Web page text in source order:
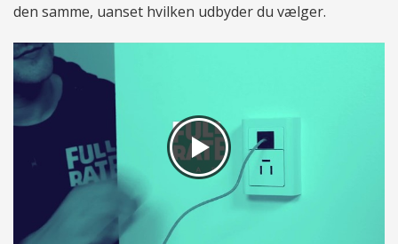
den samme, uanset hvilken udbyder du vælger.